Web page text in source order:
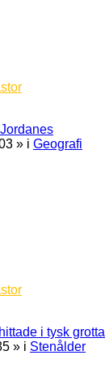
» i Geografi
i tysk grotta
» i Stenålder